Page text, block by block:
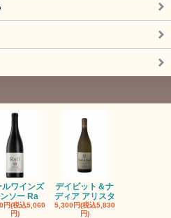
ルワインズ
ソー Ra
円(税込5,060
円)
デイビット＆ナ
ディア アリスタ
5,300円(税込5,830
円)